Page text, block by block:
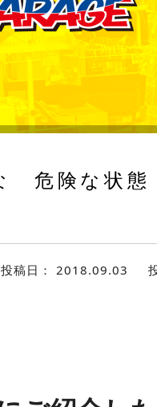
危険な状
投稿日： 2018.09.03